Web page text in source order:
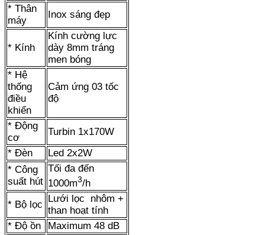
* Thân
máy
Inox sáng đẹp
* Kính
Kính cường lực
dày 8mm tráng
men bóng
* Hệ
thống
điều
khiển
Cảm ứng 03 tốc
độ
* Động
cơ
Turbin 1x170W
* Đèn
Led 2x2W
* Công
suất hút
Tối đa đến
1000m3/h
* Bộ lọc
Lưới lọc nhôm +
than hoạt tính
* Độ ồn
Maximum 48 dB